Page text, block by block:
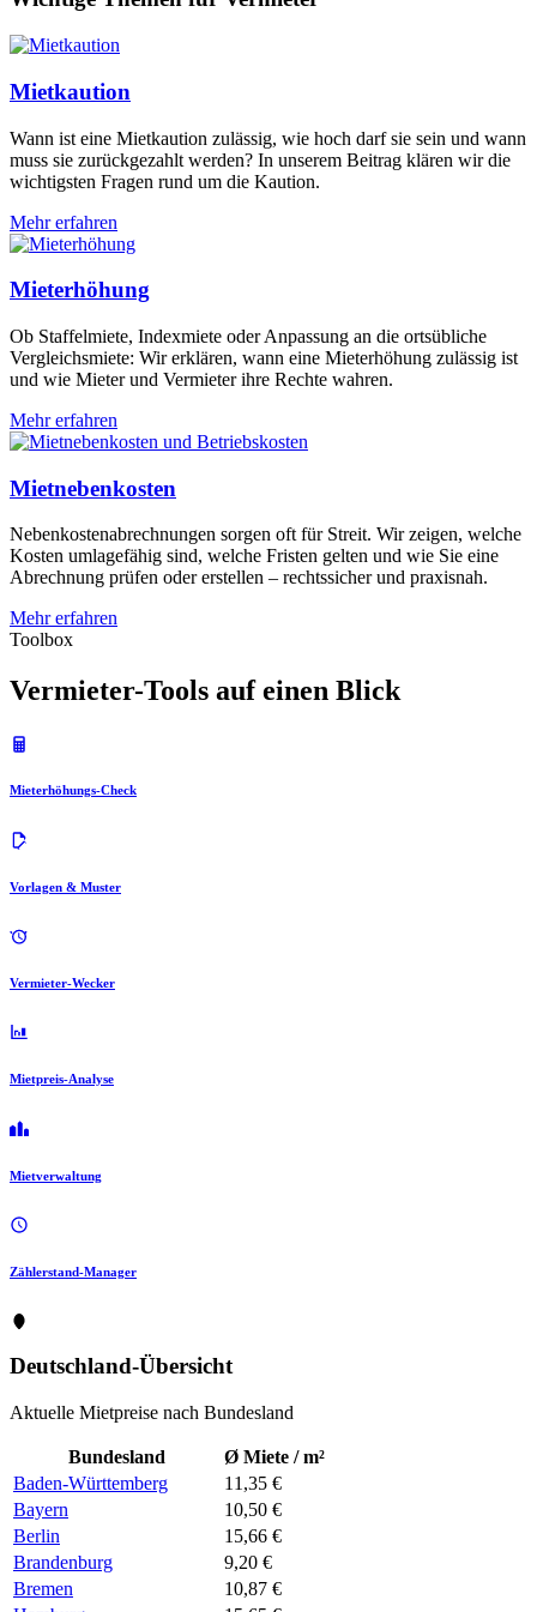
Mietkaution
Wann ist eine Mietkaution zulässig, wie hoch darf sie sein und wann
muss sie zurückgezahlt werden? In unserem Beitrag klären wir die
wichtigsten Fragen rund um die Kaution.
Mehr erfahren
Mieterhöhung
Ob Staffelmiete, Indexmiete oder Anpassung an die ortsübliche
Vergleichsmiete: Wir erklären, wann eine Mieterhöhung zulässig ist
und wie Mieter und Vermieter ihre Rechte wahren.
Mehr erfahren
Mietnebenkosten
Nebenkostenabrechnungen sorgen oft für Streit. Wir zeigen, welche
Kosten umlagefähig sind, welche Fristen gelten und wie Sie eine
Abrechnung prüfen oder erstellen – rechtssicher und praxisnah.
Mehr erfahren
Toolbox
Vermieter-Tools auf einen Blick
Mieterhöhungs-Check
Vorlagen & Muster
Vermieter-Wecker
Mietpreis-Analyse
Mietverwaltung
Zählerstand-Manager
Deutschland-Übersicht
Aktuelle Mietpreise nach Bundesland
Bundesland
Ø Miete / m²
Baden-Württemberg
11,35 €
Bayern
10,50 €
Berlin
15,66 €
Brandenburg
9,20 €
Bremen
10,87 €